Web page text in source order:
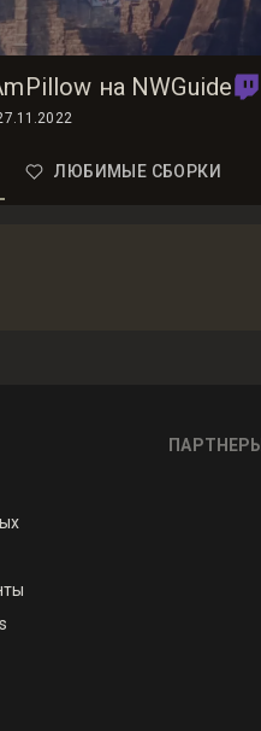
на NWGuide
ЛЮБИМЫЕ СБОРКИ
ПАРТНЕРЫ